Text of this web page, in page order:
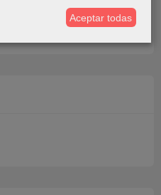
Aceptar todas